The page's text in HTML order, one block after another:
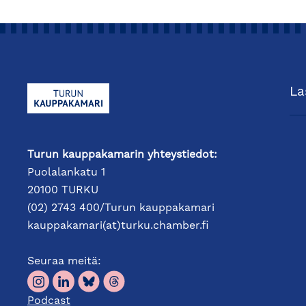
Turun kauppakamarin yhteystiedot:
Puolalankatu 1
20100 TURKU
(02) 2743 400/Turun kauppakamari
kauppakamari(at)turku.chamber.fi
Seuraa meitä:
Podcast